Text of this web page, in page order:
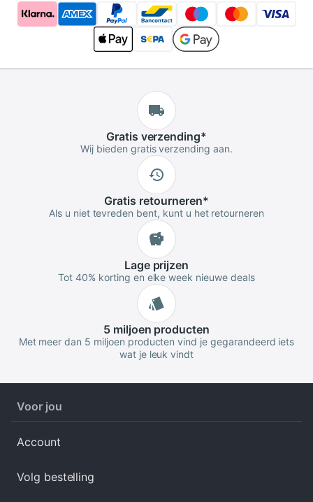
Gratis verzending*
Wij bieden gratis verzending aan.
Gratis retourneren*
Als u niet tevreden bent, kunt u het retourneren
Lageprijzen
Tot 40% korting en elke week nieuwe deals
5 miljoen producten
Met meer dan 5 miljoen producten vind je gegarandeerd iets
wat je leuk vindt
Voor jou
Account
Volg bestelling